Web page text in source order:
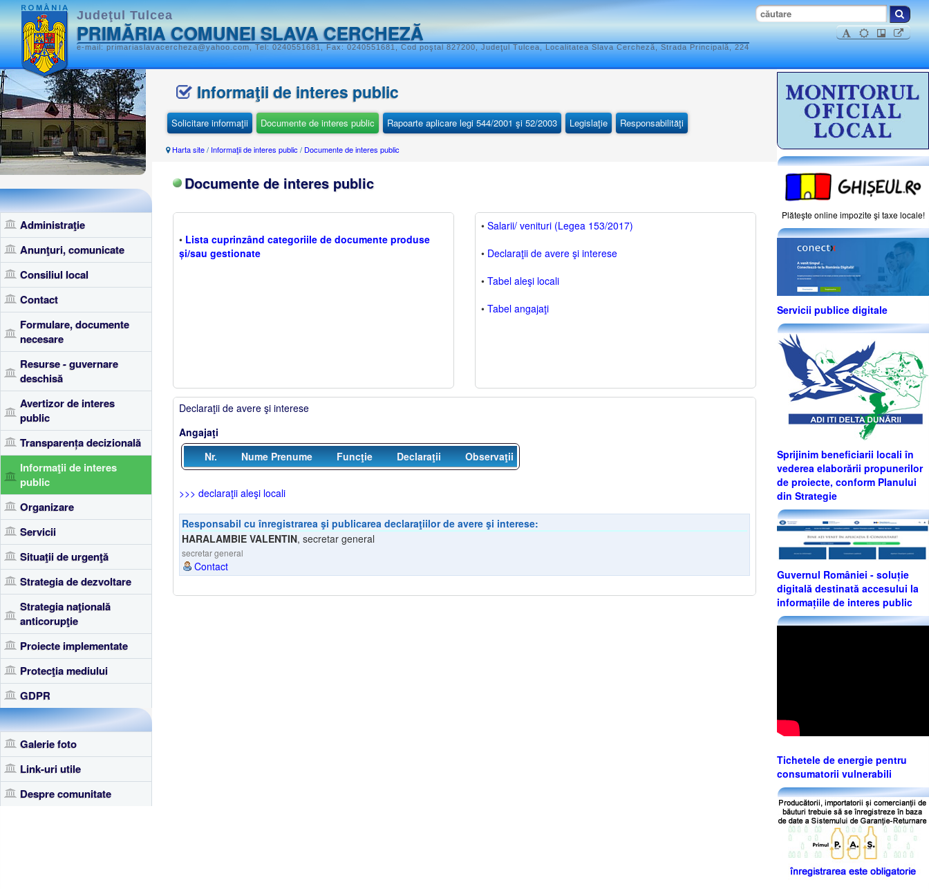
Judeţul Tulcea
PRIMĂRIA COMUNEI SLAVA CERCHEZĂ
e-mail: primariaslavacercheza@yahoo.com, Tel: 0240551681, Fax: 0240551681, Cod poştal 827200, Judeţul Tulcea, Localitatea Slava Cercheză, Strada Principală, 224
Administraţie
Anunţuri, comunicate
Consiliul local
Contact
Formulare, documente
necesare
Resurse - guvernare
deschisă
Avertizor de interes
public
Transparența decizională
Informaţii de interes
public
Organizare
Servicii
Situaţii de urgenţă
Strategia de dezvoltare
Strategia naţională
anticorupţie
Proiecte implementate
Protecţia mediului
GDPR
Galerie foto
Link-uri utile
Despre comunitate
Informaţii de interes public
Solicitare informaţii Documente de interes public Rapoarte aplicare legi 544/2001 şi 52/2003 Legislaţie Responsabilităţi
Harta site/ Informaţii de interes public / Documente de interes public
Documente de interes public
• Lista cuprinzând categoriile de documente produse
și/sau gestionate
• Salarii/ venituri (Legea 153/2017)
• Declaraţii de avere şi interese
• Tabel aleşi locali
• Tabel angajaţi
Declaraţii de avere şi interese
Angajaţi
Nr.
Nume Prenume Funcţie Declaraţii Observaţii
>>> declaraţii aleşi locali
Responsabil cu înregistrarea şi publicarea declaraţiilor de avere şi interese:
HARALAMBIE VALENTIN, secretar general
secretar general
Contact
Plăteşte online impozite şi taxe locale!
Servicii publice digitale
Sprijinim beneficiarii locali în
vederea elaborării propunerilor
de proiecte, conform Planului
din Strategie
Guvernul României - soluție
digitală destinată accesului la
informațiile de interes public
Tichetele de energie pentru
consumatorii vulnerabili